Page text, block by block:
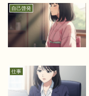
自己啓発
仕事